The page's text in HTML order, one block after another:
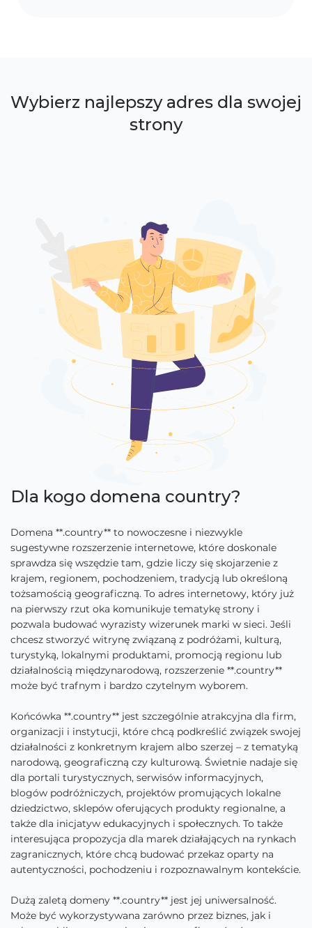
Wybierz najlepszy adres dla swojej
strony
Dla kogo domena country?
Domena **.country** to nowoczesne i niezwykle
sugestywne rozszerzenie internetowe, które doskonale
sprawdza się wszędzie tam, gdzie liczy się skojarzenie z
krajem, regionem, pochodzeniem, tradycją lub określoną
tożsamością geograficzną. To adres internetowy, który już
na pierwszy rzut oka komunikuje tematykę strony i
pozwala budować wyrazisty wizerunek marki w sieci. Jeśli
chcesz stworzyć witrynę związaną z podróżami, kulturą,
turystyką, lokalnymi produktami, promocją regionu lub
działalnością międzynarodową, rozszerzenie **.country**
może być trafnym i bardzo czytelnym wyborem.
Końcówka **.country** jest szczególnie atrakcyjna dla firm,
organizacji i instytucji, które chcą podkreślić związek swojej
działalności z konkretnym krajem albo szerzej – z tematyką
narodową, geograficzną czy kulturową. Świetnie nadaje się
dla portali turystycznych, serwisów informacyjnych,
blogów podróżniczych, projektów promujących lokalne
dziedzictwo, sklepów oferujących produkty regionalne, a
także dla inicjatyw edukacyjnych i społecznych. To także
interesująca propozycja dla marek działających na rynkach
zagranicznych, które chcą budować przekaz oparty na
autentyczności, pochodzeniu i rozpoznawalnym kontekście.
Dużą zaletą domeny **.country** jest jej uniwersalność.
Może być wykorzystywana zarówno przez biznes, jak i